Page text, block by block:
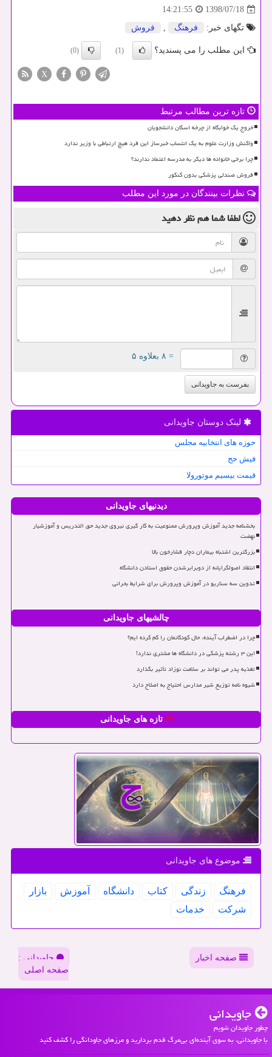
1398/07/18
14:21:55
تگهای خبر:
فرهنگ , فروش
این مطلب را می پسندید؟ (1)
(0)
X
تازه ترین مطالب مرتبط
خروج یک خوابگاه از چرخه اسکان دانشجویان
واکنش وزارت علوم به یک انتساب خبرساز این فرد هیچ ارتباطی با وزیر ندارد
چرا برخی خانواده ها دیگر به مدرسه اعتماد ندارند؟
فروش صندلی پزشکی بدون کنکور
نظرات بینندگان در مورد این مطلب
لطفا شما همنظر دهید
= ۸ بعلاوه ۵
بفرست به جاویدانی
لینک دوستان جاویدانی
حوزه های انتخابیه مجلس
فیش حج
قیمت بیسیم موتورولا
دیدنیهای جاویدانی
بخشنامه جدید آموزش وپرورش ممنوعیت به کار گیری نیروی جدید حق التدریس و آموزشیار
نهضت
بزرگترین اشتباه بیماران دچار فشارخون بالا
انتقاد اصولگرایانه از دوبرابرشدن حقوق استادن دانشگاه
تدوین سه سناریو در آموزش وپرورش برای شرایط بحرانی
چالشیهای جاویدانی
چرا در اضطراب آینده، حال کودکانمان را گم کرده ایم؟
این ۳ رشته پزشکی در دانشگاه ها مشتری ندارد!
تغذیه پدر می تواند بر سلامت نوزاد تأثیر بگذارد
شیوه نامه توزیع شیر مدارس احتیاج به اصلاح دارد
تازه های جاویدانی
موضوع های جاویدانی
فرهنگ زندگی كتاب دانشگاه آموزش
بازار
شركت
خدمات
صفحه اخبار
جاویدانی :
صفحه اصلی
جاویدانی
چطور جاویدان شویم
با جاویدانی، به سوی آینده‌ای بی‌مرگ قدم بردارید و مرزهای جاودانگی را کشف کنید